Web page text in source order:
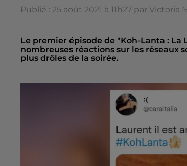
Publié : 25 août 2021 à 11h27 par
Le premier épisode de "Koh-Lanta : La
nombreuses réactions sur les réseaux
plus drôles de la soirée.